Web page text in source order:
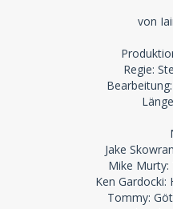
von
Regie:
Jake
Mike Murty:
Ken Gardocki:
Tommy: